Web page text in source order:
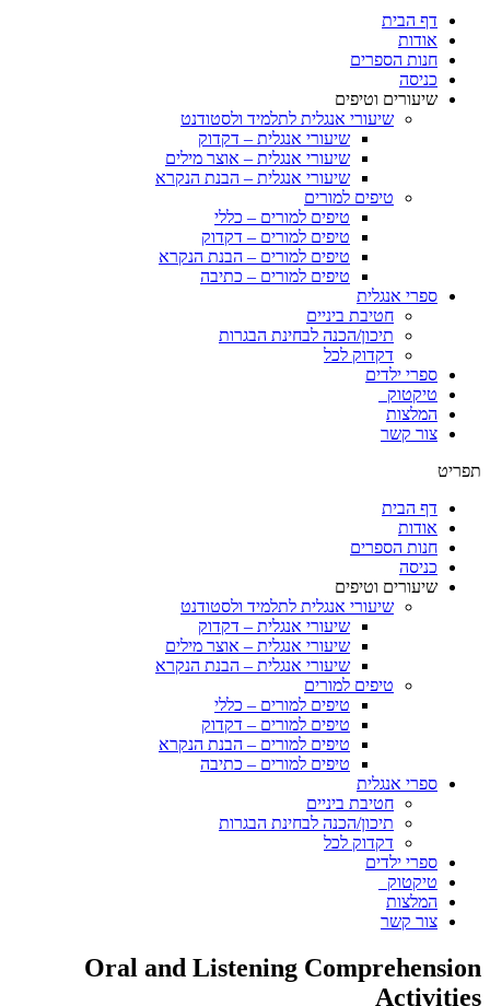
דף הבית
אודות
חנות הספרים
כניסה
שיעורים וטיפים
שיעורי אנגלית לתלמיד ולסטודנט
שיעורי אנגלית – דקדוק
שיעורי אנגלית – אוצר מילים
שיעורי אנגלית – הבנת הנקרא
טיפים למורים
טיפים למורים – כללי
טיפים למורים – דקדוק
טיפים למורים – הבנת הנקרא
טיפים למורים – כתיבה
ספרי אנגלית
חטיבת ביניים
תיכון/הכנה לבחינת הבגרות
דקדוק לכל
ספרי ילדים
טיקטוק
המלצות
צור קשר
תפריט
דף הבית
אודות
חנות הספרים
כניסה
שיעורים וטיפים
שיעורי אנגלית לתלמיד ולסטודנט
שיעורי אנגלית – דקדוק
שיעורי אנגלית – אוצר מילים
שיעורי אנגלית – הבנת הנקרא
טיפים למורים
טיפים למורים – כללי
טיפים למורים – דקדוק
טיפים למורים – הבנת הנקרא
טיפים למורים – כתיבה
ספרי אנגלית
חטיבת ביניים
תיכון/הכנה לבחינת הבגרות
דקדוק לכל
ספרי ילדים
טיקטוק
המלצות
צור קשר
Oral and Listening Comprehension
Activities